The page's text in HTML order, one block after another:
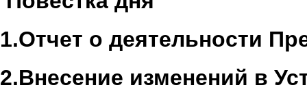
1.Отчет о деятельности
2.Внесение изменений в